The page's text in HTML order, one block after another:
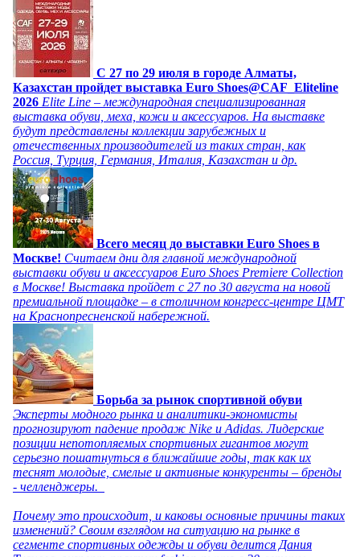
C 27 по 29 июля в городе Алматы,
Казахстан пройдет выставка Euro Shoes@CAF_Eliteline
2026 Elite Line – международная специализированная
выставка обуви, меха, кожи и аксессуаров. На выставке
будут представлены коллекции зарубежных и
отечественных производителей из таких стран, как
Россия, Турция, Германия, Италия, Казахстан и др.
Всего месяц до выставки Euro Shoes в
Москве! Считаем дни для главной международной
выставки обуви и аксессуаров Euro Shoes Premiere Collection
в Москве! Выставка пройдет с 27 по 30 августа на новой
премиальной площадке – в столичном конгресс-центре ЦМТ
на Краснопресненской набережной.
Борьба за рынок спортивной обуви
Эксперты модного рынка и аналитики-экономисты
прогнозируют падение продаж Nike и Adidas. Лидерские
позиции непотопляемых спортивных гигантов могут
серьезно пошатнуться в ближайшие годы, так как их
теснят молодые, смелые и активные конкуренты – бренды
- челленджеры.
Почему это происходит, и каковы основные причины таких
изменений? Своим взглядом на ситуацию на рынке в
сегменте спортивных одежды и обуви делится Дания